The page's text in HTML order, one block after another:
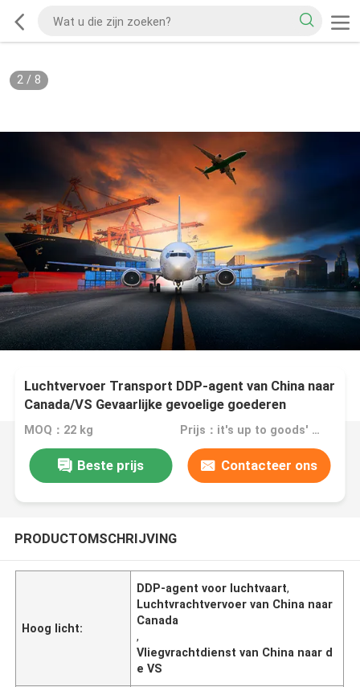
2/ 8
Luchtvervoer Transport DDP-agent van China naar
Canada/VS Gevaarlijke gevoelige goederen
MOQ：22 kg Prijs：it's up to goods' weight
Beste prijs Contacteer ons
PRODUCTOMSCHRIJVING
Hoog licht:
DDP-agent voor luchtvaart,
Luchtvrachtvervoer van China naar
Canada
,
Vliegvrachtdienst van China naar d
e VS